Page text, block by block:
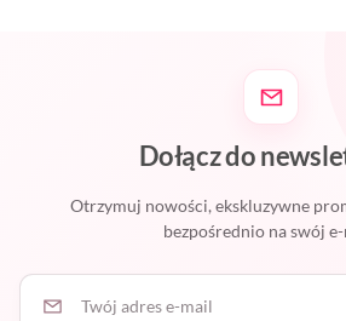
Dołącz do
Otrzymuj nowości, ekskluzywne
bezpośrednio na swój
Twój adres e-mail